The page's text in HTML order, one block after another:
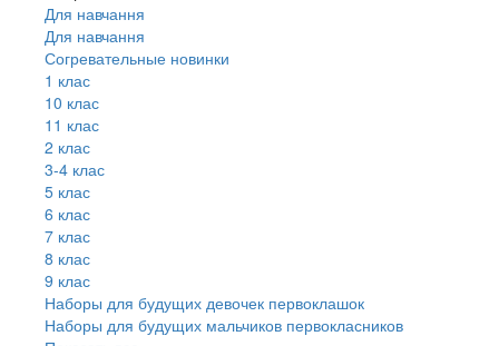
Для навчання
Для навчання
Согревательные новинки
1 клас
10 клас
11 клас
2 клас
3-4 клас
5 клас
6 клас
7 клас
8 клас
9 клас
Наборы для будущих девочек первоклашок
Наборы для будущих мальчиков первокласников